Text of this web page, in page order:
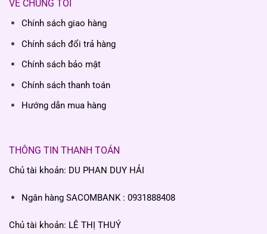
VỀ CHÚNG TÔI
Chính sách giao hàng
Chính sách đổi trả hàng
Chính sách bảo mật
Chính sách thanh toán
Hướng dẫn mua hàng
THÔNG TIN THANH TOÁN
Chủ tài khoản: DU PHAN DUY HẢI
Ngân hàng SACOMBANK : 0931888408
Chủ tài khoản: LÊ THỊ THUÝ